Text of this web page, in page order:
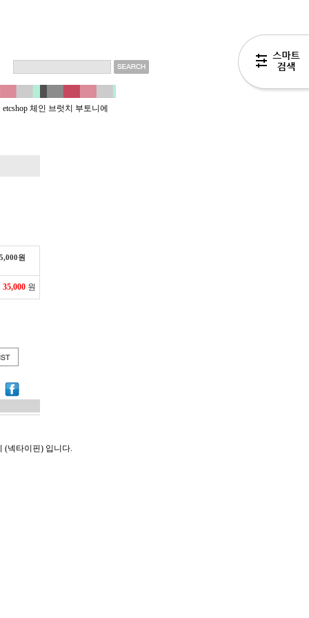
etcshop 체인 브럿치 부토니에
원
35,000 원
(넥타이핀) 입니다.